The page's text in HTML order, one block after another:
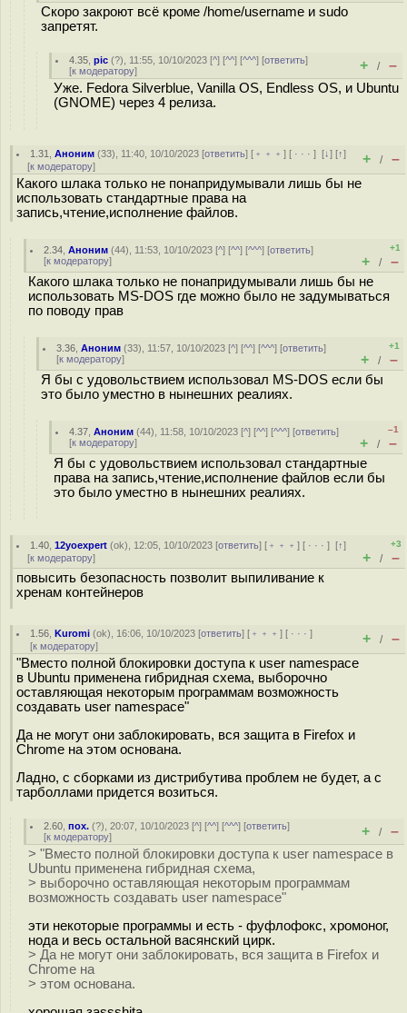
Скоро закроют всё кроме /home/username и sudo
запретят.
4.35 ,pic (?), 11:55, 10/10/2023 [^] [^^] [^^^] [ответить]
[к модератору] + / –
Уже. Fedora Silverblue, Vanilla OS, Endless OS, и Ubuntu
(GNOME) через 4 релиза.
1.31 ,Аноним (33), 11:40, 10/10/2023 [ответить] [ ﹢﹢﹢] [ · · ·][↓] [↑]
[к модератору] + / –
Какого шлака только не понапридумывали лишь бы не
использовать стандартные права на
запись,чтение,исполнение файлов.
2.34 ,Аноним (44), 11:53, 10/10/2023 [^] [^^] [^^^] [ответить]
[к модератору]
+1
+ / –
Какого шлака только не понапридумывали лишь бы не
использовать MS-DOS где можно было не задумываться
по поводу прав
3.36 ,Аноним (33), 11:57, 10/10/2023 [^] [^^] [^^^] [ответить]
[к модератору]
+1
+ / –
Я бы с удовольствием использовал MS-DOS если бы
это было уместно в нынешних реалиях.
4.37 ,Аноним (44), 11:58, 10/10/2023 [^] [^^] [^^^] [ответить]
[к модератору]
–1
+ / –
Я бы с удовольствием использовал стандартные
права на запись,чтение,исполнение файлов если бы
это было уместно в нынешних реалиях.
1.40 ,12yoexpert (ok), 12:05, 10/10/2023 [ответить] [ ﹢﹢﹢] [ · · ·][↑]
[к модератору]
+3
+ / –
повысить безопасность позволит выпиливание к
хренам контейнеров
1.56 ,Kuromi (ok), 16:06, 10/10/2023 [ответить] [ ﹢﹢﹢] [ · · ·]
[к модератору] + / –
"Вместо полной блокировки доступа к user namespace
в Ubuntu применена гибридная схема, выборочно
оставляющая некоторым программам возможность
создавать user namespace"
Да не могут они заблокировать, вся защита в Firefox и
Chrome на этом основана.
Ладно, с сборками из дистрибутива проблем не будет, а с
тарболлами придется возиться.
2.60 ,пох. (?), 20:07, 10/10/2023 [^] [^^] [^^^] [ответить]
[к модератору] + / –
> "Вместо полной блокировки доступа к user namespace в
Ubuntu применена гибридная схема,
> выборочно оставляющая некоторым программам
возможность создавать user namespace"
эти некоторые программы и есть - фуфлофокс, хромоног,
нода и весь остальной васянский цирк.
> Да не могут они заблокировать, вся защита в Firefox и
Chrome на
> этом основана.